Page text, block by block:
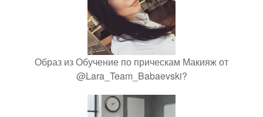
Образ из Обучение по прическам Макияж от
@Lara_Team_Babaevski?